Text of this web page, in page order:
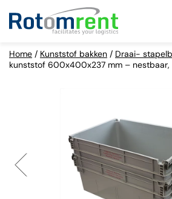
Home / Kunststof bakken / Draai-
kunststof 600x400x237 mm – nestbaar,